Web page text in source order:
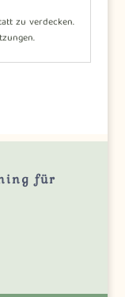
zu verdecken.
für